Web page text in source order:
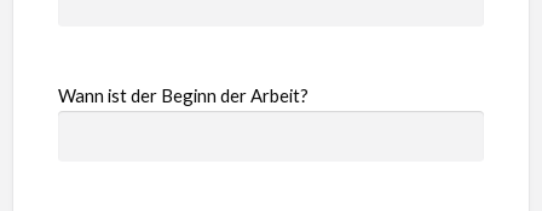
Wann ist der Beginn der Arbeit?